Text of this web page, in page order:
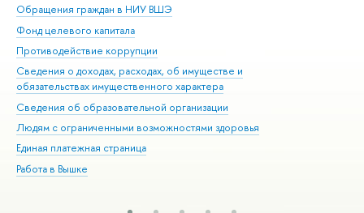
Обращения граждан в НИУ ВШЭ
Фонд целевого капитала
Противодействие коррупции
Сведения о доходах, расходах, об имуществе и
обязательствах имущественного характера
Сведения об образовательной организации
Людям с ограниченными возможностями здоровья
Единая платежная страница
Работа в Вышке